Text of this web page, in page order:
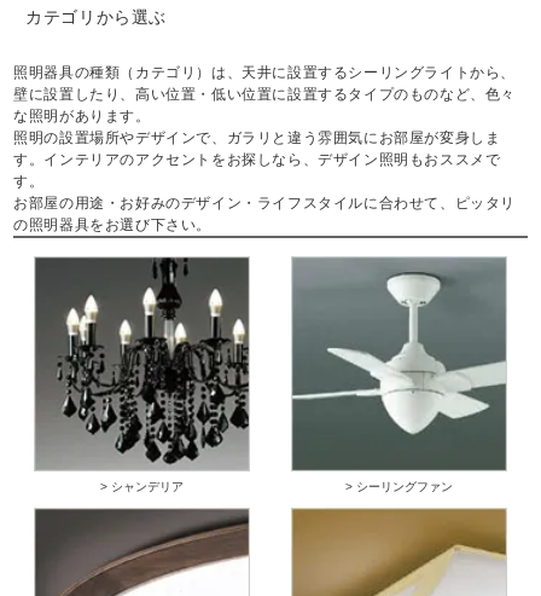
カテゴリから選ぶ
照明器具の種類（カテゴリ）は、天井に設置するシーリングライトから、
壁に設置したり、高い位置・低い位置に設置するタイプのものなど、色々
な照明があります。
照明の設置場所やデザインで、ガラリと違う雰囲気にお部屋が変身しま
す。インテリアのアクセントをお探しなら、デザイン照明もおススメで
す。
お部屋の用途・お好みのデザイン・ライフスタイルに合わせて、ピッタリ
の照明器具をお選び下さい。
> シャンデリア > シーリングファン